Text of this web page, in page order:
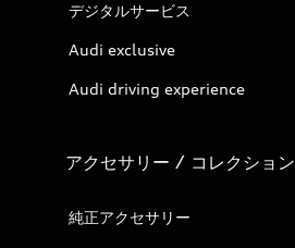
デジタルサービス
Audi exclusive
Audi driving experience
アクセサリー / コレクション
純正アクセサリー